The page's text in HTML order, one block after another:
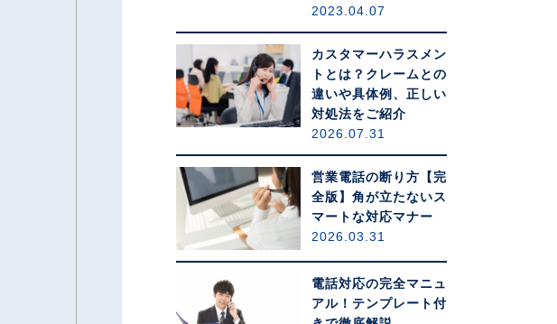
2023.04.07
カスタマーハラスメン
トとは？クレームとの
違いや具体例、正しい
対処法をご紹介
2026.07.31
営業電話の断り方【完
全版】角が立たないス
マートな対応マナー
2026.03.31
電話対応の完全マニュ
アル！テンプレート付